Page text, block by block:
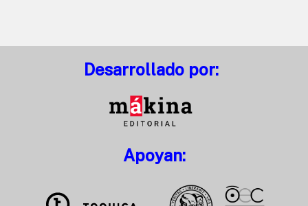
Desarrollado por:
Apoyan: